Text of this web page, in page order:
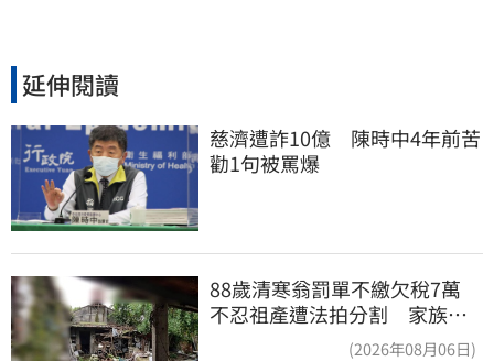
延伸閱讀
慈濟遭詐10億　陳時中4年前苦
勸1句被罵爆
88歲清寒翁罰單不繳欠稅7萬
不忍祖產遭法拍分割 家族按
(2026年08月06日)